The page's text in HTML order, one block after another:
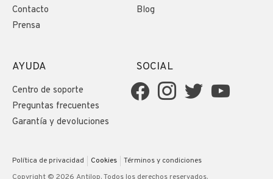
Contacto
Prensa
Blog
AYUDA
Centro de soporte
Preguntas frecuentes
Garantía y devoluciones
SOCIAL
Política de privacidad Cookies
Términos y condiciones